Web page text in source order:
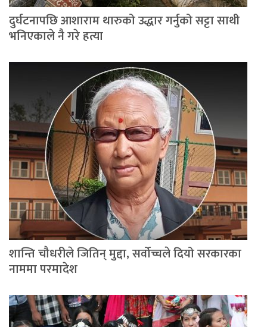
दुर्घटनापछि आशाराम थारुको उद्धार गर्नुको सट्टा साथी
भनिएकाले नै गरे हत्या
शान्ति चौधरीले जितिन् मुद्दा, सर्वोच्चले दियो सरकारका
नाममा परमादेश